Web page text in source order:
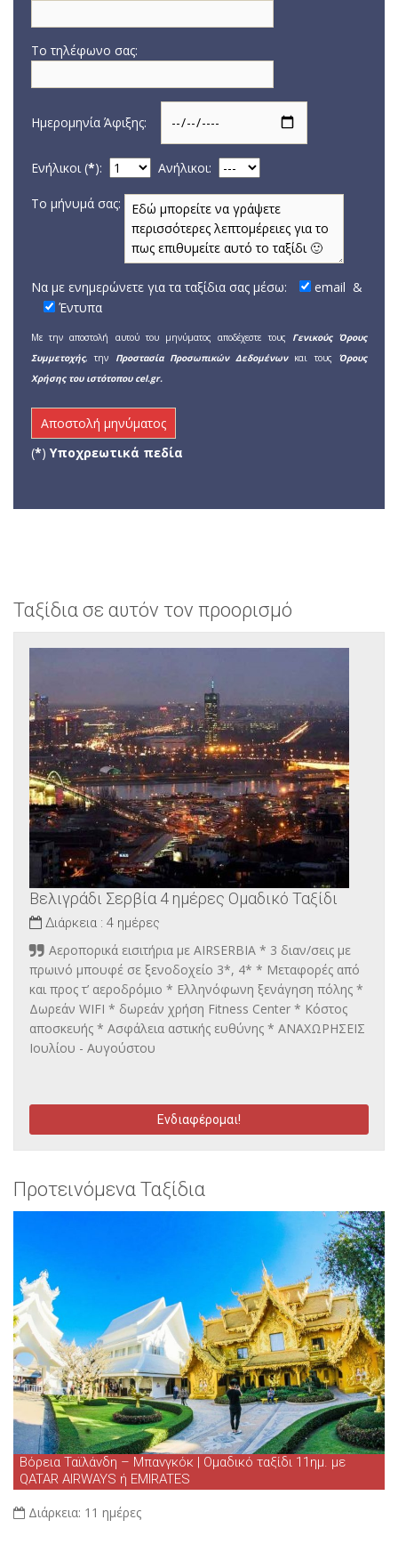
Το τηλέφωνο σας:
Ημερομηνία Άφιξης:
Ενήλικοι (*): Aνήλικοι:
Το μήνυμά σας:
Να με ενημερώνετε για τα ταξίδια σας μέσω: email &
Έντυπα
Με την αποστολή αυτού του μηνύματος αποδέχεστε τους Γενικούς Όρους
Συμμετοχής, την Προστασία Προσωπικών Δεδομένωνκαι τους Όρους
Χρήσης του ιστότοπου cel.gr.
(*) Υποχρεωτικά πεδία
Ταξίδια σε αυτόν τον προορισμό
Βελιγράδι Σερβία 4 ημέρες Ομαδικό Ταξίδι
Διάρκεια : 4 ημέρες
Αεροπορικά εισιτήρια με AIRSERBIA * 3 διαν/σεις με
πρωινό μπουφέ σε ξενοδοχείο 3*, 4* * Μεταφορές από
και προς τ’ αεροδρόμιο * Ελληνόφωνη ξενάγηση πόλης *
Δωρεάν WIFI * δωρεάν χρήση Fitness Center * Κόστος
αποσκευής * Ασφάλεια αστικής ευθύνης * ΑΝΑΧΩΡΗΣΕΙΣ
Ιουλίου - Αυγούστου
Ενδιαφέρομαι!
Προτεινόμενα Ταξίδια
Βόρεια Ταϊλάνδη – Μπανγκόκ | Ομαδικό ταξίδι 11ημ. με
QATAR AIRWAYS ή EMIRATES
Διάρκεια: 11 ημέρες